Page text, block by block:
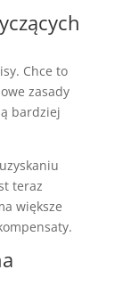
Chce to
zasady
bardziej
teraz
większe